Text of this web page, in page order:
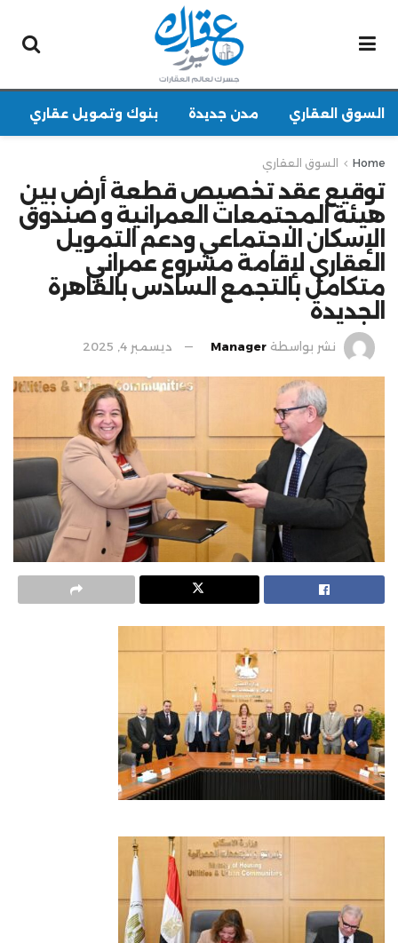
السوق العقاري مدن جديدة بنوك وتمويل عقاري
Home السوق العقاري
توقيع عقد تخصيص قطعة أرض بين
هيئة المجتمعات العمرانية و صندوق
الإسكان الاجتماعي ودعم التمويل
العقاري لإقامة مشروع عمراني
متكامل بالتجمع السادس بالقاهرة
الجديدة
نشر بواسطة Manager ديسمبر 4, 2025